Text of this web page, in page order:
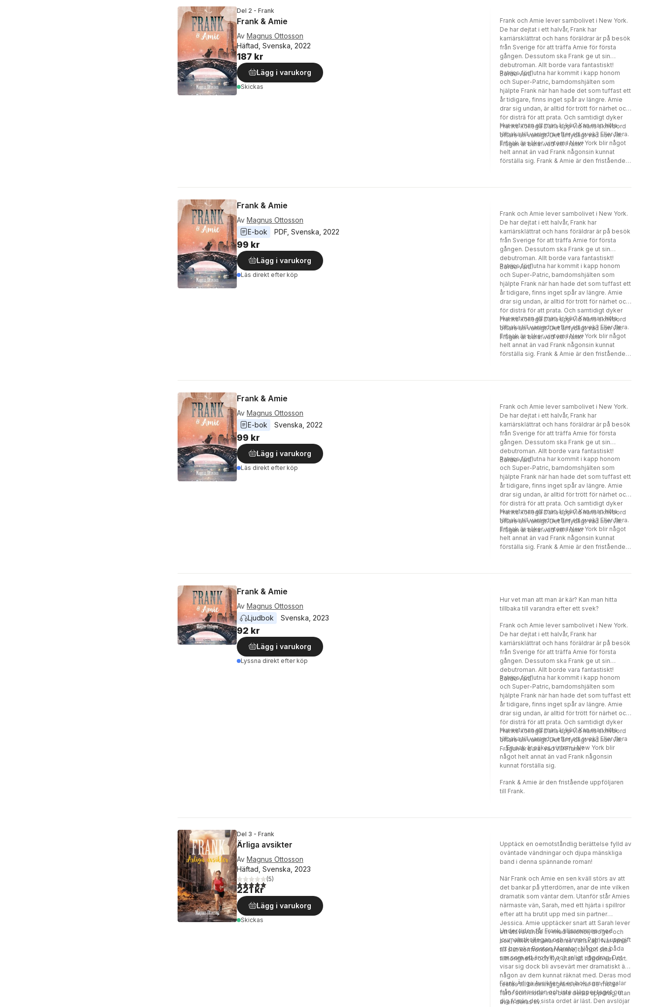
Del 2 - Frank
Frank & Amie
Av Magnus Ottosson
Häftad, Svenska, 2022
187 kr
Lägg i varukorg
Skickas
Frank och Amie lever sambolivet i New York.
De har dejtat i ett halvår, Frank har
karriärsklättrat och hans föräldrar är på besök
från Sverige för att träffa Amie för första
gången. Dessutom ska Frank ge ut sin
debutroman. Allt borde vara fantastiskt!
Borde vara.
Patrics förflutna har kommit i kapp honom
och Super-Patric, barndomshjälten som
hjälpte Frank när han hade det som tuffast ett
år tidigare, finns inget spår av längre. Amie
drar sig undan, är alltid för trött för närhet och
för disträ för att prata. Och samtidigt dyker
Franks kollega Dana upp vid hans skrivbord
oftare än vanligt. Det är tydligt vad hon vill.
Frågan är bara: vad vill Frank?
Hur vet man att man är kär? Kan man hitta
tillbaka till varandra efter ett svek? Eller flera.
En sak är säker, vintern i New York blir något
helt annat än vad Frank någonsin kunnat
förställa sig. Frank & Amie är den fristående
Frank & Amie
Av Magnus Ottosson
E-bok
PDF Svenska 2022
99 kr
Lägg i varukorg
Läs direkt efter köp
Frank och Amie lever sambolivet i New York.
De har dejtat i ett halvår, Frank har
karriärsklättrat och hans föräldrar är på besök
från Sverige för att träffa Amie för första
gången. Dessutom ska Frank ge ut sin
debutroman. Allt borde vara fantastiskt!
Borde vara.
Patrics förflutna har kommit i kapp honom
och Super-Patric, barndomshjälten som
hjälpte Frank när han hade det som tuffast ett
år tidigare, finns inget spår av längre. Amie
drar sig undan, är alltid för trött för närhet och
för disträ för att prata. Och samtidigt dyker
Franks kollega Dana upp vid hans skrivbord
oftare än vanligt. Det är tydligt vad hon vill.
Frågan är bara: vad vill Frank?
Hur vet man att man är kär? Kan man hitta
tillbaka till varandra efter ett svek? Eller flera.
En sak är säker, vintern i New York blir något
helt annat än vad Frank någonsin kunnat
förställa sig. Frank & Amie är den fristående
Frank & Amie
Av Magnus Ottosson
E-bok
Svenska 2022
99 kr
Lägg i varukorg
Läs direkt efter köp
Frank och Amie lever sambolivet i New York.
De har dejtat i ett halvår, Frank har
karriärsklättrat och hans föräldrar är på besök
från Sverige för att träffa Amie för första
gången. Dessutom ska Frank ge ut sin
debutroman. Allt borde vara fantastiskt!
Borde vara.
Patrics förflutna har kommit i kapp honom
och Super-Patric, barndomshjälten som
hjälpte Frank när han hade det som tuffast ett
år tidigare, finns inget spår av längre. Amie
drar sig undan, är alltid för trött för närhet och
för disträ för att prata. Och samtidigt dyker
Franks kollega Dana upp vid hans skrivbord
oftare än vanligt. Det är tydligt vad hon vill.
Frågan är bara: vad vill Frank?
Hur vet man att man är kär? Kan man hitta
tillbaka till varandra efter ett svek? Eller flera.
En sak är säker, vintern i New York blir något
helt annat än vad Frank någonsin kunnat
förställa sig. Frank & Amie är den fristående
Frank & Amie
Av Magnus Ottosson
Ljudbok
Svenska 2023
92 kr
Lägg i varukorg
Lyssna direkt efter köp
Hur vet man att man är kär? Kan man hitta
tillbaka till varandra efter ett svek?
Frank och Amie lever sambolivet i New York.
De har dejtat i ett halvår, Frank har
karriärsklättrat och hans föräldrar är på besök
från Sverige för att träffa Amie för första
gången. Dessutom ska Frank ge ut sin
debutroman. Allt borde vara fantastiskt!
Borde vara.
Patrics förflutna har kommit i kapp honom
och Super-Patric, barndomshjälten som
hjälpte Frank när han hade det som tuffast ett
år tidigare, finns inget spår av längre. Amie
drar sig undan, är alltid för trött för närhet och
för disträ för att prata. Och samtidigt dyker
Franks kollega Dana upp vid hans skrivbord
oftare än vanligt. Det är tydligt vad hon vill.
Frågan är bara: vad vill Frank?
Hur vet man att man är kär? Kan man hitta
tillbaka till varandra efter ett svek? Eller flera
… En sak är säker, vintern i New York blir
något helt annat än vad Frank någonsin
kunnat förställa sig.
Frank & Amie är den fristående uppföljaren
till Frank.
Del 3 - Frank
Ärliga avsikter
Av Magnus Ottosson
Häftad, Svenska, 2023
5,0utav 5 stjärnor. Totalt antal röster:
(5)
221 kr
Lägg i varukorg
Skickas
Upptäck en oemotståndlig berättelse fylld av
oväntade vändningar och djupa mänskliga
band i denna spännande roman!
När Frank och Amie en sen kväll störs av att
det bankar på ytterdörren, anar de inte vilken
dramatik som väntar dem. Utanför står Amies
närmaste vän, Sarah, med ett hjärta i spillror
efter att ha brutit upp med sin partner
Jessica. Amie upptäcker snart att Sarah lever
ett utsvävande liv med alkohol, droger och
sex, vilket utmanar deras vänskap. När Amie
till slut konfronterar henne, tar hon sina
tillhörigheter och flyr, utan att någon vet vart.
Under tiden får Frank, tillsammans med
journalistkollegan och vännen Patric, i uppgift
att bevaka Boston Maraton. Något de båda
ser som ett ärofyllt och roligt uppdrag. Det
visar sig dock bli avsevärt mer dramatiskt än
någon av dem kunnat räknat med. Deras mod
testas till bristningsgränsen när de möter
faror som hotar inte bara deras uppdrag, utan
även deras liv.
Frank Ärliga Avsikter är en bok som fängslar
från första sidan och inte släpper taget om
dig förrän det sista ordet är läst. Den avslöjar